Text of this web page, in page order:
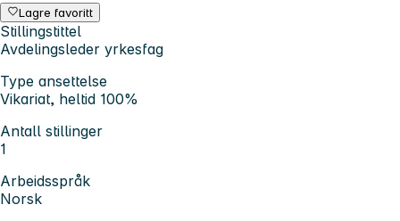
Lagre favoritt
Stillingstittel
Avdelingsleder yrkesfag
Type ansettelse
Vikariat, heltid 100%
Antall stillinger
1
Arbeidsspråk
Norsk